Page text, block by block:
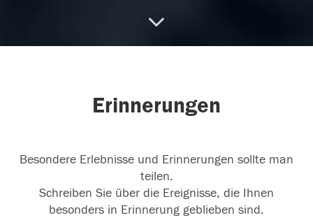
Erinnerungen
Besondere Erlebnisse und Erinnerungen sollte man
teilen.
Schreiben Sie über die Ereignisse, die Ihnen
besonders in Erinnerung geblieben sind.